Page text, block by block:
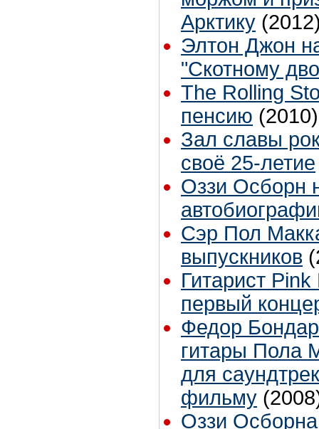
Арктику
Элтон Джон
"Скотному
The Rolling
пенсию (2010)
Зал славы
своё 25-летие
Оззи Осборн
Сэр Пол
выпускников
Гитарист
первый
Федор
гитары Пола
для
фильму
Оззи